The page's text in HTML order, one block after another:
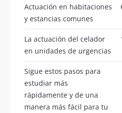
Actuación en habitaciones
y estancias comunes
La actuación del celador
en unidades de urgencias
Sigue estos pasos para
estudiar más
rápidamente y de una
manera más fácil para tu